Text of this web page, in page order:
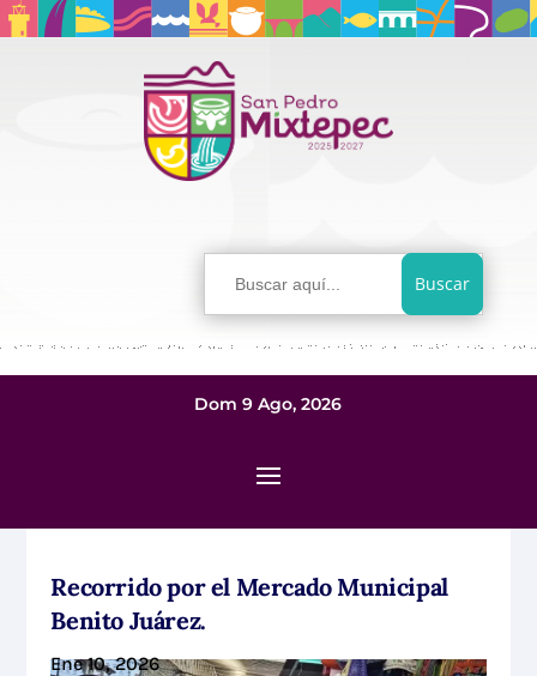
Buscar:
Dom 9 Ago, 2026
Recorrido por el Mercado Municipal
Benito Juárez.
Ene 10, 2026